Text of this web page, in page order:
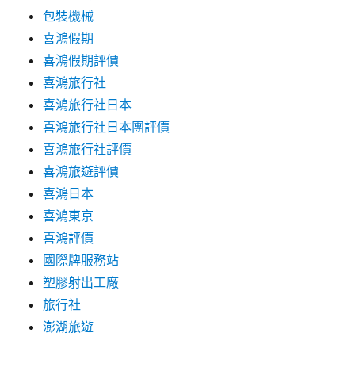
包裝機械
喜鴻假期
喜鴻假期評價
喜鴻旅行社
喜鴻旅行社日本
喜鴻旅行社日本團評價
喜鴻旅行社評價
喜鴻旅遊評價
喜鴻日本
喜鴻東京
喜鴻評價
國際牌服務站
塑膠射出工廠
旅行社
澎湖旅遊